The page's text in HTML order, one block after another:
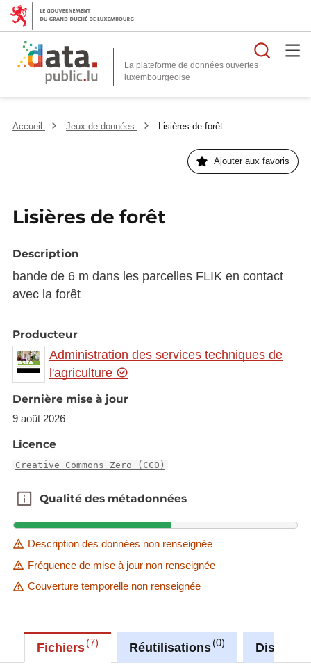
La plateforme de données ouvertes
Accueil Jeux de données Lisières de forêt
Ajouter aux favoris
Lisières de forêt
Description
bande de 6 m dans les parcelles FLIK en contact
avec la forêt
Producteur
Administration des services techniques de
l'agriculture
Dernière mise à jour
9 août 2026
Licence
Creative Commons Zero (CC0)
Qualité des métadonnées
Qualité des métadonnées
Description des données non renseignée
Fréquence de mise à jour non renseignée
Couverture temporelle non renseignée
Fichiers 7 Réutilisations 0